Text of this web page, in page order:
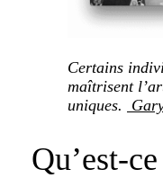
Certains
maîtrisent
uniques.
Qu’est-